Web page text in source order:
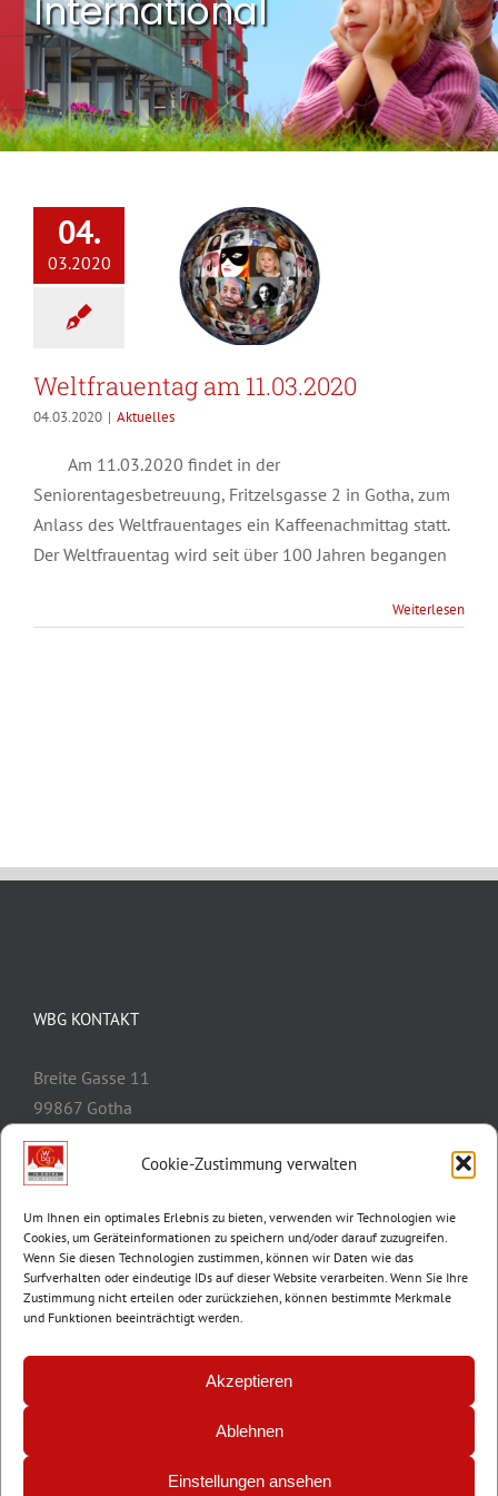
Cookie-Zustimmung verwalten
Um Ihnen ein optimales Erlebnis zu bieten, verwenden wir Technologien wie
Cookies, um Geräteinformationen zu speichern und/oder darauf zuzugreifen.
Wenn Sie diesen Technologien zustimmen, können wir Daten wie das
Surfverhalten oder eindeutige IDs auf dieser Website verarbeiten. Wenn Sie Ihre
Zustimmung nicht erteilen oder zurückziehen, können bestimmte Merkmale
und Funktionen beeinträchtigt werden.
Akzeptieren
Ablehnen
Einstellungen ansehen
International
04.
03.2020
Weltfrauentag am 11.03.2020
04.03.2020 | Aktuelles
Am 11.03.2020 findet in der
Seniorentagesbetreuung, Fritzelsgasse 2 in Gotha, zum
Anlass des Weltfrauentages ein Kaffeenachmittag statt.
Der Weltfrauentag wird seit über 100 Jahren begangen
Weiterlesen
WBG KONTAKT
Breite Gasse 11
99867 Gotha
Telefon:
E-Mail:
info@wbg-gotha.de
Impressum|Datenschutz